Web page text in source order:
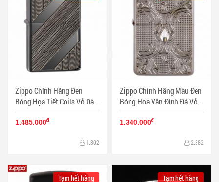
Zippo Chính Hãng Đen
Bóng Họa Tiết Coils Vỏ Dày
- Mã SP: ZPC1303
1.485.000đ
1.802
Zippo Chính Hãng Màu Đen
Bóng Hoa Văn Đính Đá Vỏ
Dày - Mã SP: ZPC1302
1.340.000đ
2.382
Tạm hết hàng Tạm hết hàng